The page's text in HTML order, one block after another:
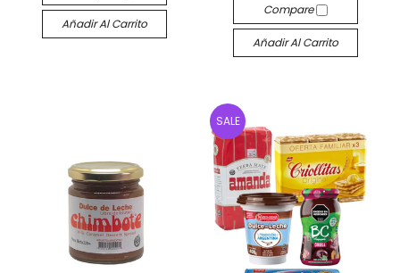
Añadir Al Carrito
Compare
Añadir Al Carrito
SALE